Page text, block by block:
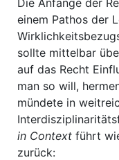
Die Anfänge der
einem Pathos der
sollte mittelbar
auf das Recht
man so will,
mündete in
in Context führt
zurück: